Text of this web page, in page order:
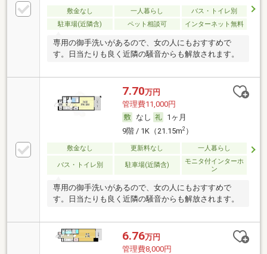
敷金なし 一人暮らし
バス・トイレ別
駐車場(近隣含)
ペット相談可 インターネット無料
専用の御手洗いがあるので、女の人にもおすすめで
す。日当たりも良く近隣の騒音からも解放されます。
7.70万円
管理費11,000円
なし
1ヶ月
9階 / 1K（21.15m2）
敷金なし 更新料なし 一人暮らし
バス・トイレ別 駐車場(近隣含)
モニタ付インターホ
ン
専用の御手洗いがあるので、女の人にもおすすめで
す。日当たりも良く近隣の騒音からも解放されます。
6.76万円
管理費8,000円